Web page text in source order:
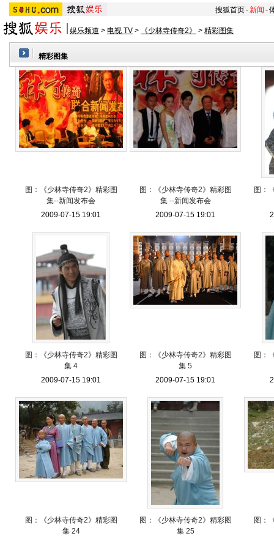
搜狐首页-新闻 -
娱乐频道 > 电视 TV > 《少林寺传奇2》 > 精彩图集
精彩图集
图：《少林寺传奇2》精彩图
集--新闻发布会
2009-07-15 19:01
图：《少林寺传奇2》精彩图
集 --新闻发布会
2009-07-15 19:01
图：
图：《少林寺传奇2》精彩图
集 4
2009-07-15 19:01
图：《少林寺传奇2》精彩图
集 5
2009-07-15 19:01
图：
图：《少林寺传奇2》精彩图
集 24
图：《少林寺传奇2》精彩图
集 25
图：